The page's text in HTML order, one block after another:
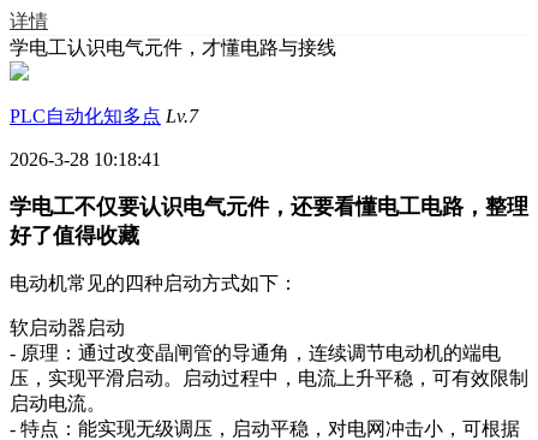
详情
学电工认识电气元件，才懂电路与接线
PLC自动化知多点 Lv.7
2026-3-28 10:18:41
学电工不仅要认识电气元件，还要看懂电工电路，整理
好了值得收藏
电动机常见的四种启动方式如下：
软启动器启动
- 原理：通过改变晶闸管的导通角，连续调节电动机的端电
压，实现平滑启动。启动过程中，电流上升平稳，可有效限制
启动电流。
- 特点：能实现无级调压，启动平稳，对电网冲击小，可根据